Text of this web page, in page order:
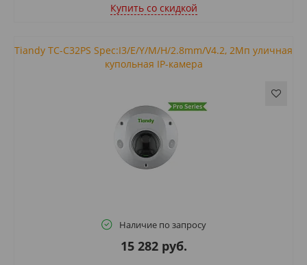
Купить cо скидкой
Tiandy TC-C32PS Spec:I3/E/Y/M/H/2.8mm/V4.2, 2Мп уличная
купольная IP-камера
Наличие по запросу
15 282 руб.